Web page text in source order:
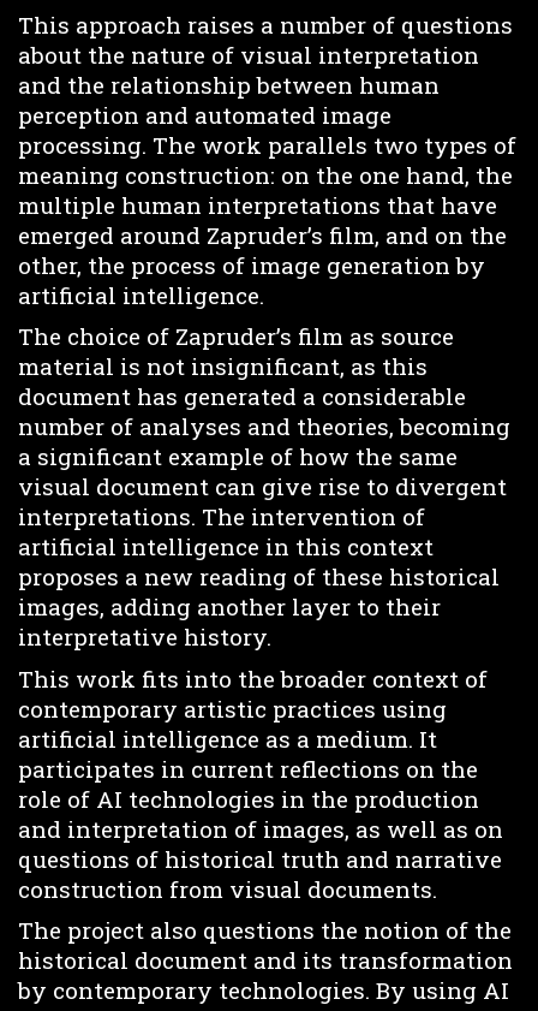
This approach raises a number of questions
about the nature of visual interpretation
and the relationship between human
perception and automated image
processing. The work parallels two types of
meaning construction: on the one hand, the
multiple human interpretations that have
emerged around Zapruder’s film, and on the
other, the process of image generation by
artificial intelligence.
The choice of Zapruder’s film as source
material is not insignificant, as this
document has generated a considerable
number of analyses and theories, becoming
a significant example of how the same
visual document can give rise to divergent
interpretations. The intervention of
artificial intelligence in this context
proposes a new reading of these historical
images, adding another layer to their
interpretative history.
This work fits into the broader context of
contemporary artistic practices using
artificial intelligence as a medium. It
participates in current reflections on the
role of AI technologies in the production
and interpretation of images, as well as on
questions of historical truth and narrative
construction from visual documents.
The project also questions the notion of the
historical document and its transformation
by contemporary technologies. By using AI